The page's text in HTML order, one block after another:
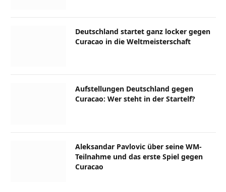
Deutschland startet ganz locker gegen
Curacao in die Weltmeisterschaft
Aufstellungen Deutschland gegen
Curacao: Wer steht in der Startelf?
Aleksandar Pavlovic über seine WM-
Teilnahme und das erste Spiel gegen
Curacao